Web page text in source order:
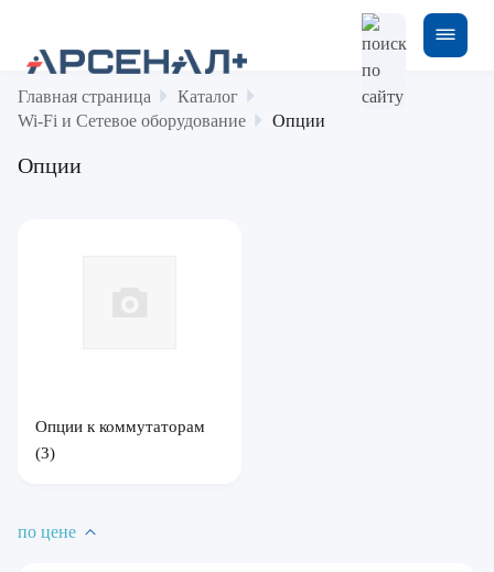
Главная страница
Каталог
Wi-Fi и Сетевое оборудование
Опции
Опции
Опции к коммутаторам
(3)
по цене